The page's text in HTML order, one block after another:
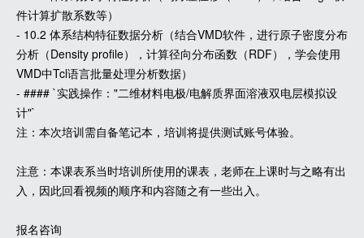
件计算扩散系数等）
- 10.2 体系结构特征数据分析（结合VMD软件，进行原子密度分布
分析（Density profile），计算径向分布函数（RDF），学会使用
VMD中Tcl语言批量处理分析数据）
- #### `实践操作："二维材料电极/电解质界面溶液双电层模拟设
计"`
注：本次培训需自备笔记本，培训将提供测试账号体验。
注意：本课表系当时培训所使用的课表，老师在上课时与之略有出
入，因此回看视频的顺序和内容随之有一些出入。
报名咨询